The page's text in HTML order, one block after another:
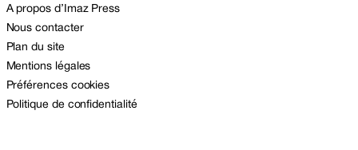
A propos d’Imaz Press
Nous contacter
Plan du site
Mentions légales
Préférences cookies
Politique de confidentialité